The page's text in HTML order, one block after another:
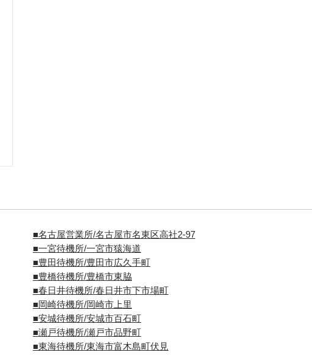
■名古屋営業所/名古屋市名東区高社2-97
■一宮待機所/一宮市猿海道
■豊田待機所/豊田市広久手町
■豊橋待機所/豊橋市東脇
■春日井待機所/春日井市下市場町
■岡崎待機所/岡崎市上里
■安城待機所/安城市百石町
■瀬戸待機所/瀬戸市品野町
■東海待機所/東海市富木島町伏見